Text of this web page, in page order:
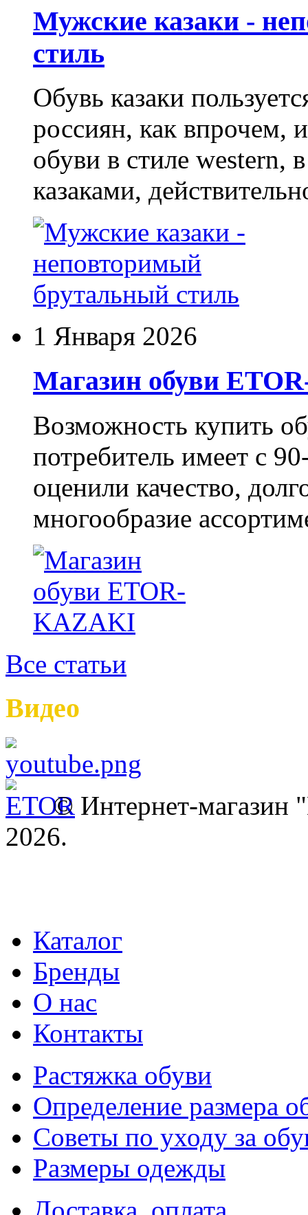
Мужские казаки -
стиль
Обувь казаки
россиян, как впрочем,
обуви в стиле western,
казаками,
1 Января 2026
Магазин обуви
Возможность купить
потребитель имеет с
оценили качество,
многообразие
Все статьи
Видео
© Интернет-
2026.
Каталог
Бренды
О нас
Контакты
Растяжка обуви
Определение размера
Советы по уходу за
Размеры одежды